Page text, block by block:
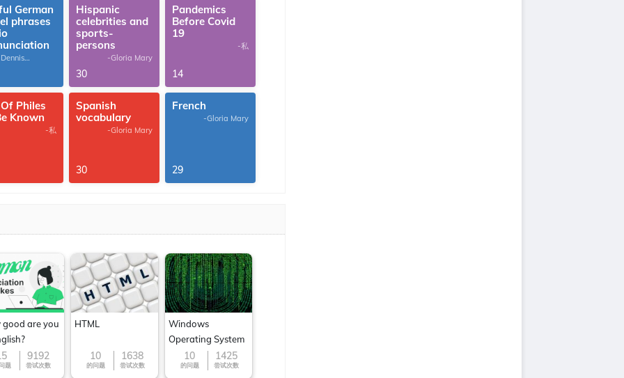
German
phrases
Hispanic
celebrities and
sports-
persons
-Gloria Mary
30
Pandemics
Before Covid
19
-私
14
Philes
Known
-私
Spanish
vocabulary
-Gloria Mary
30
French
-Gloria Mary
29
good are you
题
9192
尝试次数
HTML
10
的问题
1638
尝试次数
Windows
Operating System
10
的问题
1425
尝试次数